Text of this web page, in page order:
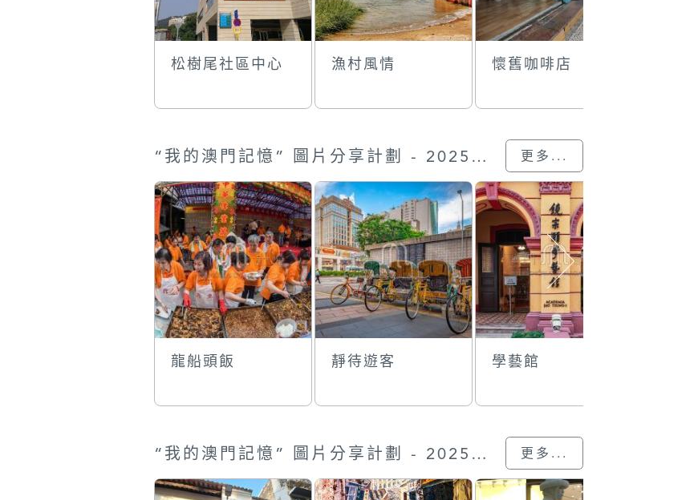
松樹尾社區中心 漁村風情 懷舊咖啡店
“我的澳門記憶” 圖片分享計劃 - 2025的入選作品 更多...
龍船頭飯 靜待遊客 學藝館
“我的澳門記憶” 圖片分享計劃 - 2025的參與作品 更多...